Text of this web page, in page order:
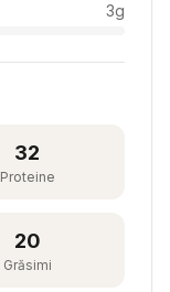
3g
32
Proteine
20
Grăsimi